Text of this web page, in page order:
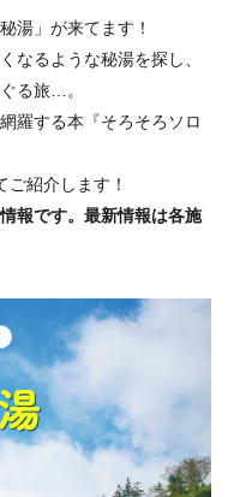
湯」が来てます！
なるような秘湯を探し、
る旅…。
羅する本『そろそろソロ
ご紹介します！
報です。最新情報は各施